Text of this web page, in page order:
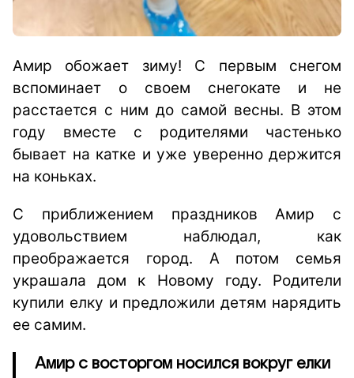
Амир обожает зиму! С первым снегом
вспоминает о своем снегокате и не
расстается с ним до самой весны. В этом
году вместе с родителями частенько
бывает на катке и уже уверенно держится
на коньках.
С приближением праздников Амир с
удовольствием наблюдал, как
преображается город. А потом семья
украшала дом к Новому году. Родители
купили елку и предложили детям нарядить
ее самим.
Амир с восторгом носился вокруг елки